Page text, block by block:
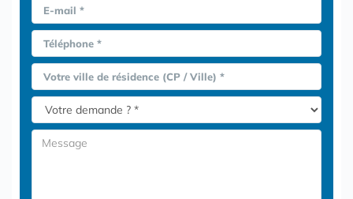
E-mail *
Téléphone *
Votre ville de résidence (CP / Ville) *